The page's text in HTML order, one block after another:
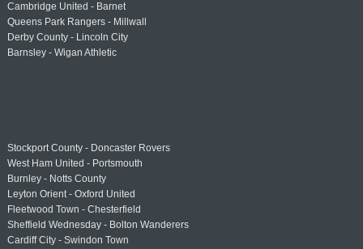
Cambridge United - Barnet
Queens Park Rangers - Millwall
Derby County - Lincoln City
Barnsley - Wigan Athletic
Stockport County - Doncaster Rovers
West Ham United - Portsmouth
Burnley - Notts County
Leyton Orient - Oxford United
Fleetwood Town - Chesterfield
Sheffield Wednesday - Bolton Wanderers
Cardiff City - Swindon Town